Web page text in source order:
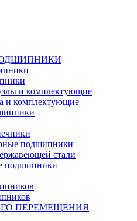
и комплектующие
и комплектующие
подшипники
стали
подшипники
ПЕРЕМЕЩЕНИЯ